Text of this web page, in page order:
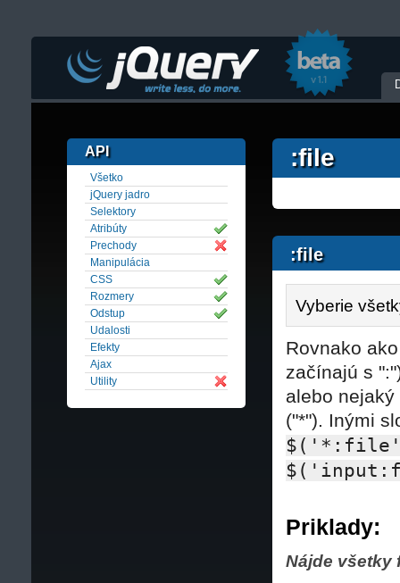
:file
:file
Vyberie
Rovnako
začínajú s
alebo
("*"). Inými
Priklady:
Nájde všetky
API
Všetko
jQuery jadro
Selektory
Atribúty
Prechody
Manipulácia
CSS
Rozmery
Odstup
Udalosti
Efekty
Ajax
Utility